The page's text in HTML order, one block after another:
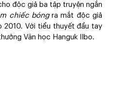
độc giả ba tập truyện ngắn
chiếc bóngra mắt độc giả
2010. Với tiểu thuyết đầu tay
Văn học Hanguk Ilbo.